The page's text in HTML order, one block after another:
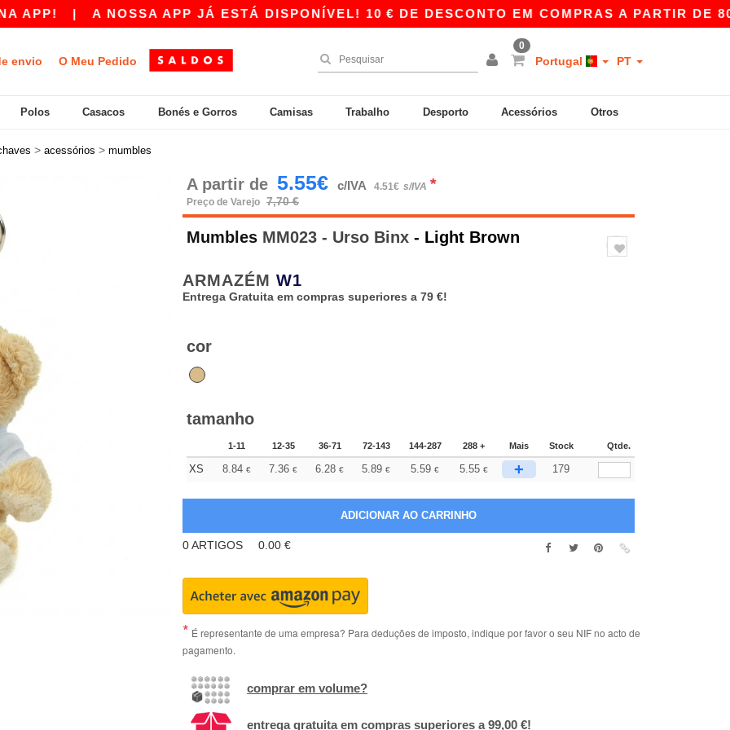
|A NOSSA APP JÁ ESTÁ DISPONÍVEL! 10 € DE DESCONTO EM COMPRAS A PARTIR DE 80 €
envio O Meu Pedido
0
Portugal PT
Polos Casacos Bonés e Gorros Camisas Trabalho Desporto Acessórios Otros
> acessórios > mumbles
A partir de 5.55€ c/IVA 4.51€ s/IVA *
Preço de Varejo 7,70 €
Mumbles MM023 - Urso Binx - Light Brown
ARMAZÉM W1
Entrega Gratuita em compras superiores a 79 €!
cor
tamanho
1-11 12-35 36-71 72-143 144-287 288 + Mais Stock Qtde.
XS 8.84 € 7.36 € 6.28 € 5.89 € 5.59 € 5.55 € + 179
0ARTIGOS 0.00 €
É representante de uma empresa? Para deduções de imposto, indique por favor o seu NIF no acto de
pagamento.
comprar em volume?
entrega gratuita em compras superiores a 99,00 €!